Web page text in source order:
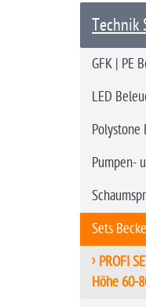
t
s
i
e
Technik
GFK | PE
LED
Polystone
Pumpen-
Sets
PROFI
Höhe 60-